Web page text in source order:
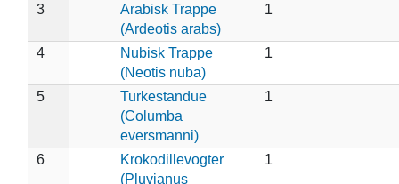
3
Arabisk Trappe
(Ardeotis arabs)
1
4
Nubisk Trappe
(Neotis nuba)
1
5
Turkestandue
(Columba
eversmanni)
1
6
Krokodillevogter
(Pluvianus
1